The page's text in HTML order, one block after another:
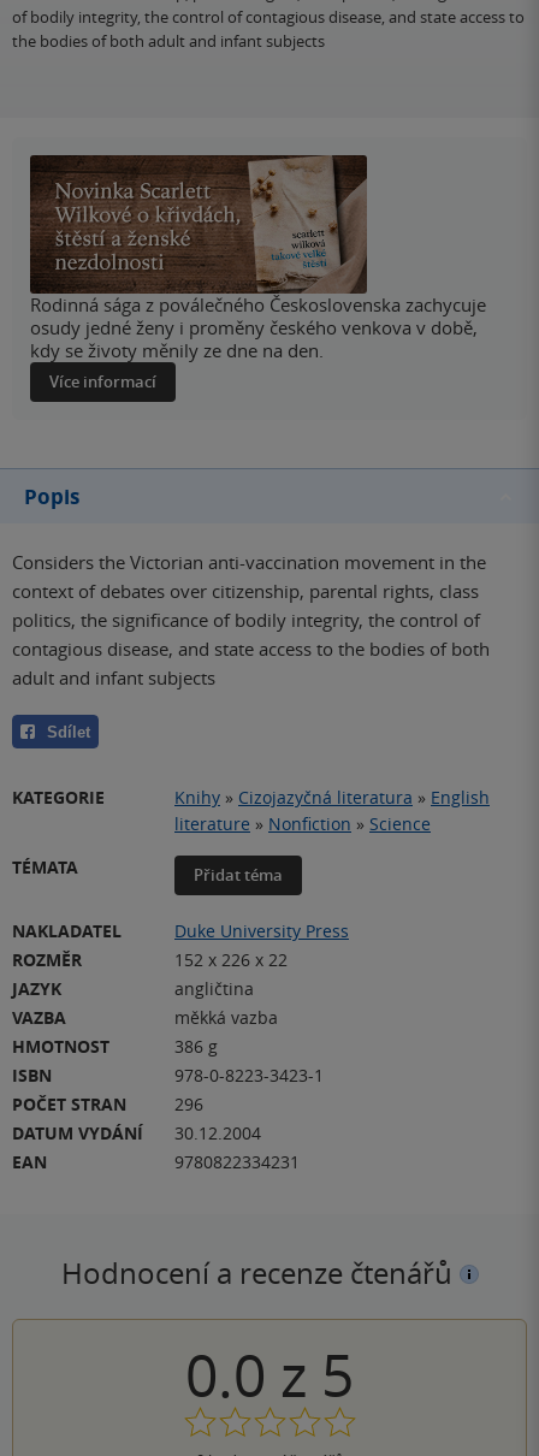
of bodily integrity, the control of contagious disease, and state access to
the bodies of both adult and infant subjects
Rodinná sága z poválečného Československa zachycuje
osudy jedné ženy i proměny českého venkova v době,
kdy se životy měnily ze dne na den.
Více informací
Popis
Considers the Victorian anti-vaccination movement in the
context of debates over citizenship, parental rights, class
politics, the significance of bodily integrity, the control of
contagious disease, and state access to the bodies of both
adult and infant subjects
Sdílet
KATEGORIE Knihy » Cizojazyčná literatura » English
literature » Nonfiction » Science
TÉMATA
Přidat téma
NAKLADATEL
Duke University Press
ROZMĚR
152 x 226 x 22
JAZYK
angličtina
VAZBA
měkká vazba
HMOTNOST
386 g
ISBN
978-0-8223-3423-1
POČET STRAN
296
DATUM VYDÁNÍ
30.12.2004
EAN
9780822334231
Hodnocení a recenze čtenářů
0.0 z 5